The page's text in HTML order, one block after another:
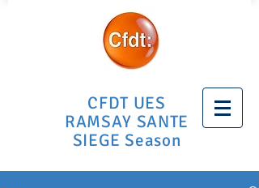
CFDT UES
RAMSAY SANTE
SIEGE Season